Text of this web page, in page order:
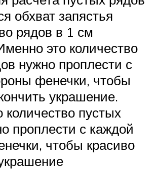
обхват запястья
рядов в 1 см
это количество
нужно проплести с
фенечки, чтобы
украшение.
количество пустых
проплести с каждой
чтобы красиво